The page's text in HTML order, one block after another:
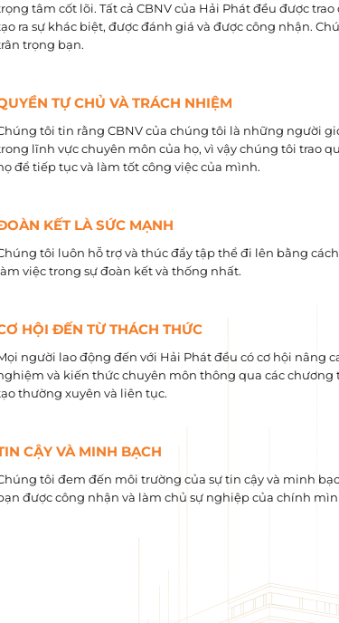
tâm cốt lõi. Tất cả CBNV của Hải Phát đều được trao
ra sự khác biệt, được đánh giá và được công nhận.
trọng bạn.
TỰ CHỦ VÀ TRÁCH NHIỆM
tôi tin rằng CBNV của chúng tôi là những người
lĩnh vực chuyên môn của họ, vì vậy chúng tôi trao
để tiếp tục và làm tốt công việc của mình.
KẾT LÀ SỨC MẠNH
tôi luôn hỗ trợ và thúc đẩy tập thể đi lên bằng
việc trong sự đoàn kết và thống nhất.
HỘI ĐẾN TỪ THÁCH THỨC
người lao động đến với Hải Phát đều có cơ hội nâng
và kiến ​​thức chuyên môn thông qua các chương
thường xuyên và liên tục.
CẬY VÀ MINH BẠCH
tôi đem đến môi trường của sự tin cậy và minh
được công nhận và làm chủ sự nghiệp của chính